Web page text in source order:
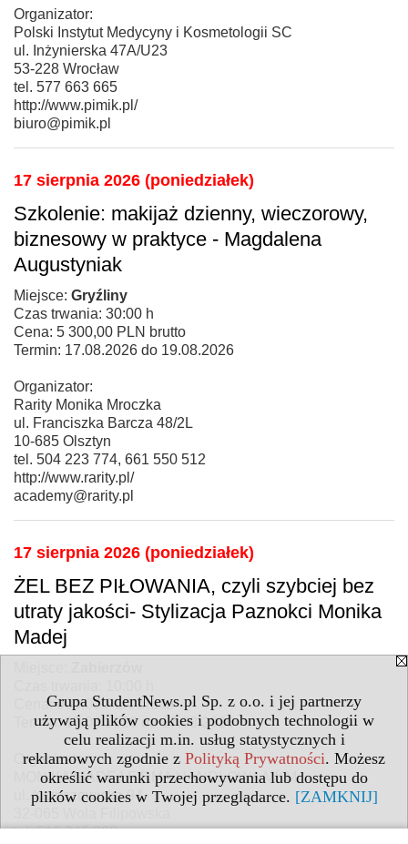
Grupa StudentNews.pl Sp. z o.o. i jej partnerzy
używają plików cookies i podobnych technologii w
celu realizacji m.in. usług statystycznych i
reklamowych zgodnie z Polityką Prywatności. Możesz
określić warunki przechowywania lub dostępu do
plików cookies w Twojej przeglądarce. [ZAMKNIJ]
Organizator:
Polski Instytut Medycyny i Kosmetologii SC
ul. Inżynierska 47A/U23
53-228 Wrocław
tel. 577 663 665
http://www.pimik.pl/
biuro@pimik.pl
17 sierpnia 2026 (poniedziałek)
Szkolenie: makijaż dzienny, wieczorowy,
biznesowy w praktyce - Magdalena
Augustyniak
Miejsce: Gryźliny
Czas trwania: 30:00 h
Cena: 5 300,00 PLN brutto
Termin: 17.08.2026 do 19.08.2026
Organizator:
Rarity Monika Mroczka
ul. Franciszka Barcza 48/2L
10-685 Olsztyn
tel. 504 223 774, 661 550 512
http://www.rarity.pl/
academy@rarity.pl
17 sierpnia 2026 (poniedziałek)
ŻEL BEZ PIŁOWANIA, czyli szybciej bez
utraty jakości- Stylizacja Paznokci Monika
Madej
Cena: 900,00 PLN brutto
Termin: 17.08.2026 do 17.08.2026
Organizator:
MONIKA MADEJ FIRMA HANDLOWA MKM
ul. Krzeszowicka 94
tel. 516 345 328